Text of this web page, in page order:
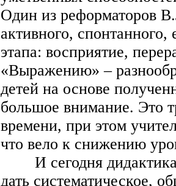
Один из реформаторов
активного, спонтанного,
этапа: восприятие,
«Выражению» –
детей на основе
большое внимание. Это
времени, при этом
что вело к снижению
И сегодня дидактика
дать систематическое,